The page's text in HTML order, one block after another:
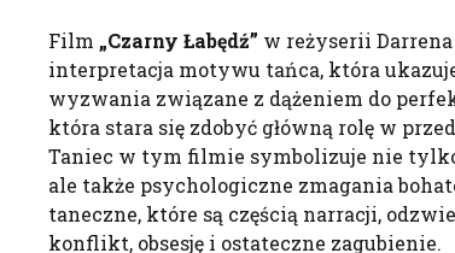
Film „Czarny Łabędź” w reżyserii
interpretacja motywu tańca, która
wyzwania związane z dążeniem do
która stara się zdobyć główną rolę w
Taniec w tym filmie symbolizuje nie
ale także psychologiczne zmagania
taneczne, które są częścią narracji,
konflikt, obsesję i ostateczne zagubienie.